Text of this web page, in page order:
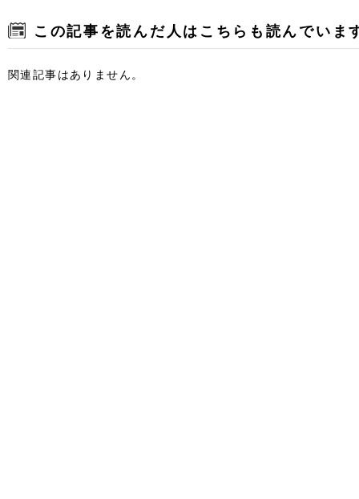
この記事を読んだ人はこちらも読んでいま
関連記事はありません。